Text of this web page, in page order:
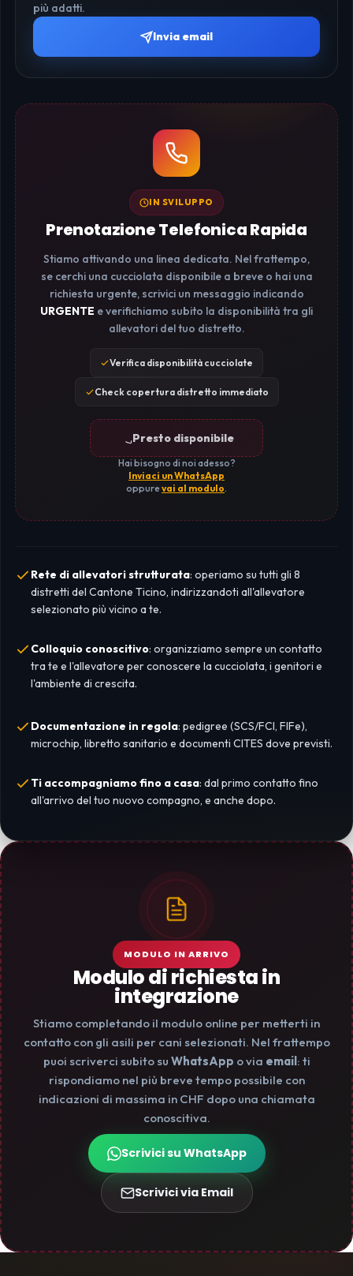
più adatti.
Invia email
IN SVILUPPO
Prenotazione Telefonica Rapida
Stiamo attivando una linea dedicata. Nel frattempo,
se cerchi una cucciolata disponibile a breve o hai una
richiesta urgente, scrivici un messaggio indicando
URGENTE e verifichiamo subito la disponibilità tra gli
allevatori del tuo distretto.
Verifica disponibilità cucciolate
Check copertura distretto immediato
Presto disponibile
Hai bisogno di noi adesso?
Inviaci un WhatsApp
oppurevai al modulo.
Rete di allevatori strutturata: operiamo su tutti gli 8
distretti del Cantone Ticino, indirizzandoti all'allevatore
selezionato più vicino a te.
Colloquio conoscitivo: organizziamo sempre un contatto
tra te e l'allevatore per conoscere la cucciolata, i genitori e
l'ambiente di crescita.
Documentazione in regola: pedigree (SCS/FCI, FIFe),
microchip, libretto sanitario e documenti CITES dove previsti.
Ti accompagniamo fino a casa: dal primo contatto fino
all'arrivo del tuo nuovo compagno, e anche dopo.
MODULO IN ARRIVO
Modulo di richiesta in
integrazione
Stiamo completando il modulo online per metterti in
contatto con gli asili per cani selezionati. Nel frattempo
puoi scriverci subito su WhatsApp o via email: ti
rispondiamo nel più breve tempo possibile con
indicazioni di massima in CHF dopo una chiamata
conoscitiva.
Scrivici su WhatsApp
Scrivici via Email